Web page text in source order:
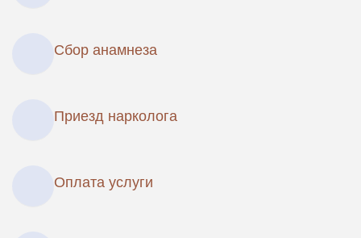
Сбор анамнеза
Приезд нарколога
Оплата услуги